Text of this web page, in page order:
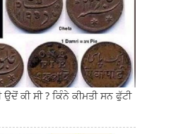
ਕੀ ਸੀ ? ਕਿੰਨੇ ਕੀਮਤੀ ਸਨ ਫੁੱਟੀ